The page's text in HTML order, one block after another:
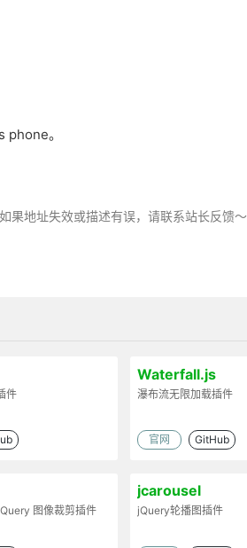
。
果地址失效或描述有误，请联系站长反馈
件
Waterfall.js
瀑布流无限加载插件
官网 GitHub
图像裁剪插件
jcarousel
jQuery轮播图插件